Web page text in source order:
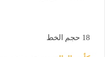
18 حجم الخط